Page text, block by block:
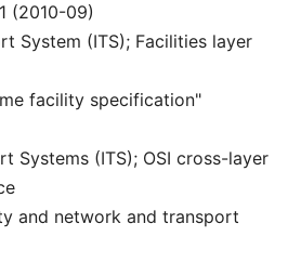
(2010-09)
System (ITS); Facilities layer
facility specification"
Systems (ITS); OSI cross-layer
and network and transport